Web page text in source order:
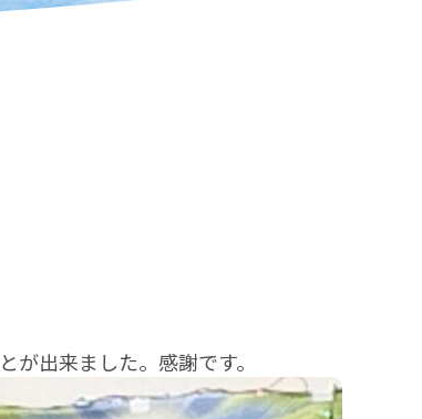
出来ました。感謝です。